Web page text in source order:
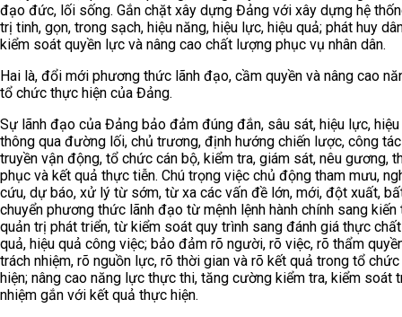
đạo đức, lối sống. Gắn chặt xây dựng Đảng với xây dựng hệ
trị tinh, gọn, trong sạch, hiệu năng, hiệu lực, hiệu quả; phát huy
kiểm soát quyền lực và nâng cao chất lượng phục vụ nhân dân.
Hai là, đổi mới phương thức lãnh đạo, cầm quyền và nâng cao
tổ chức thực hiện của Đảng.
Sự lãnh đạo của Đảng bảo đảm đúng đắn, sâu sát, hiệu lực, hiệu
thông qua đường lối, chủ trương, định hướng chiến lược, công
truyền vận động, tổ chức cán bộ, kiểm tra, giám sát, nêu gương,
phục và kết quả thực tiễn. Chú trọng việc chủ động tham mưu,
cứu, dự báo, xử lý từ sớm, từ xa các vấn đề lớn, mới, đột xuất,
chuyển phương thức lãnh đạo từ mệnh lệnh hành chính sang kiến
quản trị phát triển, từ kiểm soát quy trình sang đánh giá thực
quả, hiệu quả công việc; bảo đảm rõ người, rõ việc, rõ thẩm
trách nhiệm, rõ nguồn lực, rõ thời gian và rõ kết quả trong tổ
hiện; nâng cao năng lực thực thi, tăng cường kiểm tra, kiểm soát
nhiệm gắn với kết quả thực hiện.